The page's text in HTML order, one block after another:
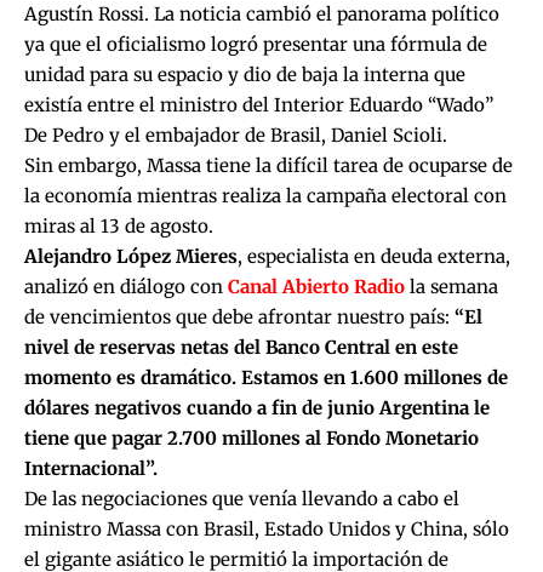
Agustín Rossi. La noticia cambió el panorama político
ya que el oficialismo logró presentar una fórmula de
unidad para su espacio y dio de baja la interna que
existía entre el ministro del Interior Eduardo “Wado”
De Pedro y el embajador de Brasil, Daniel Scioli.
Sin embargo, Massa tiene la difícil tarea de ocuparse de
la economía mientras realiza la campaña electoral con
miras al 13 de agosto.
Alejandro López Mieres, especialista en deuda externa,
analizó en diálogo con Canal Abierto Radio la semana
de vencimientos que debe afrontar nuestro país: “El
nivel de reservas netas del Banco Central en este
momento es dramático. Estamos en 1.600 millones de
dólares negativos cuando a fin de junio Argentina le
tiene que pagar 2.700 millones al Fondo Monetario
Internacional”.
De las negociaciones que venía llevando a cabo el
ministro Massa con Brasil, Estado Unidos y China, sólo
el gigante asiático le permitió la importación de